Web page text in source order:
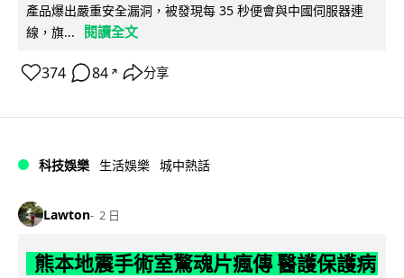
產品爆出嚴重安全漏洞，被發現每 35 秒便會與中國伺服器連
線，旗...
閱讀全文
374 84 ↗ 分享
科技娛樂 生活娛樂 城中熱話
Lawton 2 日
熊本地震手術室驚魂片瘋傳 醫護保護病